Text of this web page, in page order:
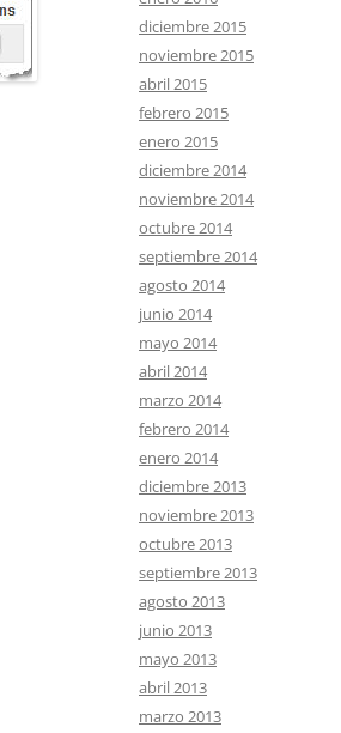
diciembre 2015
noviembre 2015
abril 2015
febrero 2015
enero 2015
diciembre 2014
noviembre 2014
octubre 2014
septiembre 2014
agosto 2014
junio 2014
mayo 2014
abril 2014
marzo 2014
febrero 2014
enero 2014
diciembre 2013
noviembre 2013
octubre 2013
septiembre 2013
agosto 2013
junio 2013
mayo 2013
abril 2013
marzo 2013